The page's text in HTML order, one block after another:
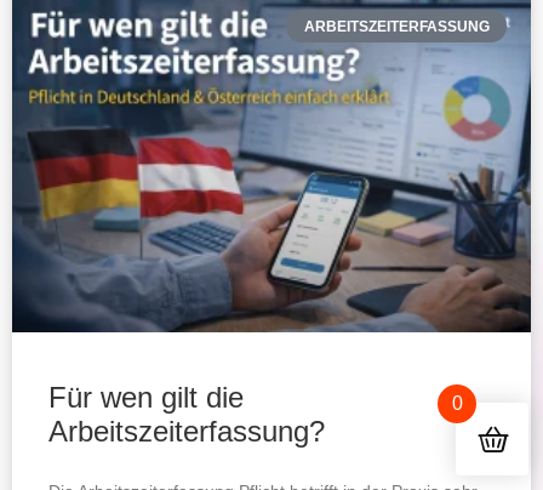
ARBEITSZEITERFASSUNG
Für wen gilt die
Arbeitszeiterfassung?
0